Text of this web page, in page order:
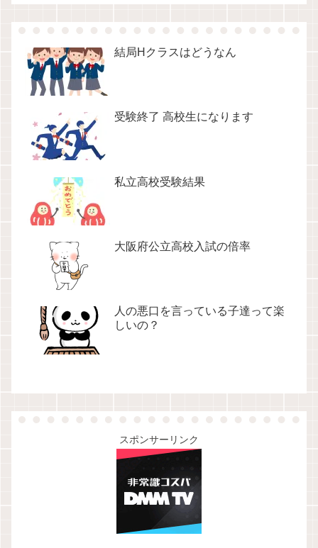
結局Hクラスはどうなん
受験終了 高校生になります
私立高校受験結果
大阪府公立高校入試の倍率
人の悪口を言っている子達って楽
しいの？
スポンサーリンク